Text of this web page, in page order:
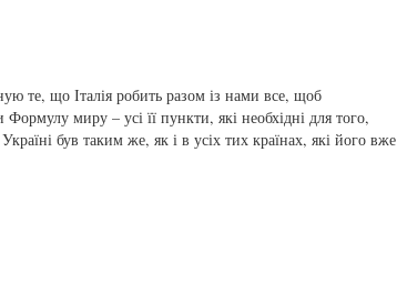
те, що Італія робить разом із нами все, щоб
Формулу миру – усі її пункти, які необхідні для того,
був таким же, як і в усіх тих країнах, які його вже